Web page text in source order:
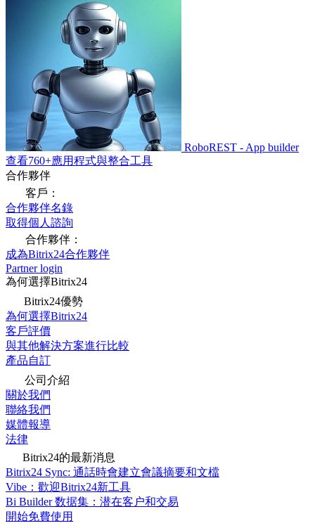
RoboREST - App builder
查看760+應用程式與整合工具
合作夥伴
客戶：
合作夥伴名錄
取得個人諮詢
合作夥伴：
成為Bitrix24合作夥伴
Partner login
為何選擇Bitrix24
Bitrix24優勢
為何選擇Bitrix24
客戶評價
與其他解決方案進行比較
產品自訂
公司介紹
關於我們
聯絡我們
媒體報導
法律
Bitrix24的最新消息
Bitrix24 Sync: 通話時會建立會議摘要和文檔
Vibe：歡迎Bitrix24新工具
Bi Builder 数据集：潜在客户和交易
開始免費使用